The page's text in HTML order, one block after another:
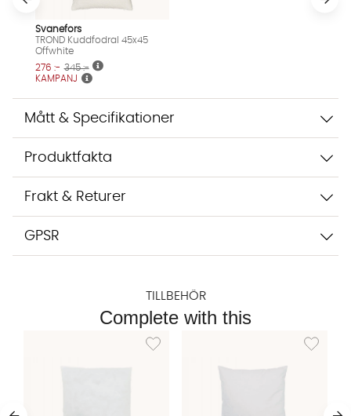
Svanefors
TROND Kuddfodral 45x45
Offwhite
KAMPANJ
276 :- 345 :-
Mått & Specifikationer
Produktfakta
Frakt & Returer
GPSR
TILLBEHÖR
Complete with this
Lägg till i önskelista: INNERKUDDE 60x60Lägg till i
Vi använder AI för att svara på dina frågor. Konversationen
sparas i upp till 24 timmar för att kunna hjälpa dig. Vi delar
inte dina uppgifter med tredje part. Läs mer i vår
Starta chatten